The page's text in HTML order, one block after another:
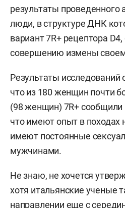
результаты проведенного
люди, в структуре ДНК
вариант 7R+ рецептора
совершению измены
Результаты исследований
что из 180 женщин почти
(98 женщин) 7R+ сообщили
что имеют опыт в походах
имеют постоянные
мужчинами.
Не знаю, не хочется
хотя итальянские ученые
направлении еще с